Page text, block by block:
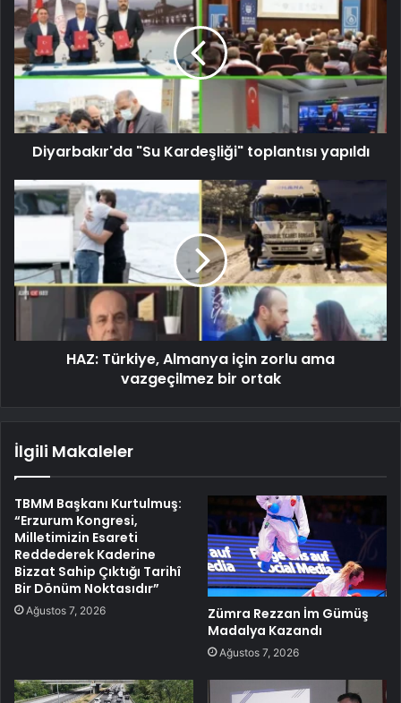
Diyarbakır'da "Su Kardeşliği" toplantısı yapıldı
HAZ: Türkiye, Almanya için zorlu ama
vazgeçilmez bir ortak
İlgili Makaleler
TBMM Başkanı Kurtulmuş:
“Erzurum Kongresi,
Milletimizin Esareti
Reddederek Kaderine
Bizzat Sahip Çıktığı Tarihî
Bir Dönüm Noktasıdır”
Ağustos 7, 2026
Zümra Rezzan İm Gümüş
Madalya Kazandı
Ağustos 7, 2026